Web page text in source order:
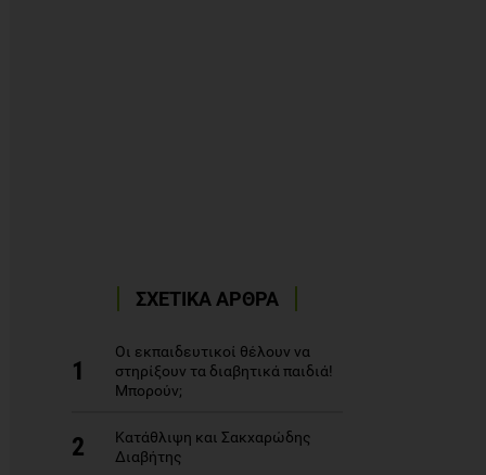
ΣΧΕΤΙΚΑ ΑΡΘΡΑ
1
Οι εκπαιδευτικοί θέλουν να
στηρίξουν τα διαβητικά παιδιά!
Μπορούν;
2
Κατάθλιψη και Σακχαρώδης
Διαβήτης